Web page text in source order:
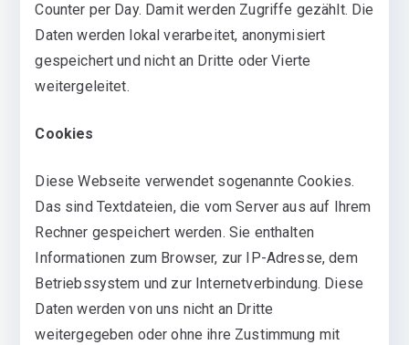
Counter per Day. Damit werden Zugriffe gezählt. Die
Daten werden lokal verarbeitet, anonymisiert
gespeichert und nicht an Dritte oder Vierte
weitergeleitet.
Cookies
Diese Webseite verwendet sogenannte Cookies.
Das sind Textdateien, die vom Server aus auf Ihrem
Rechner gespeichert werden. Sie enthalten
Informationen zum Browser, zur IP-Adresse, dem
Betriebssystem und zur Internetverbindung. Diese
Daten werden von uns nicht an Dritte
weitergegeben oder ohne ihre Zustimmung mit